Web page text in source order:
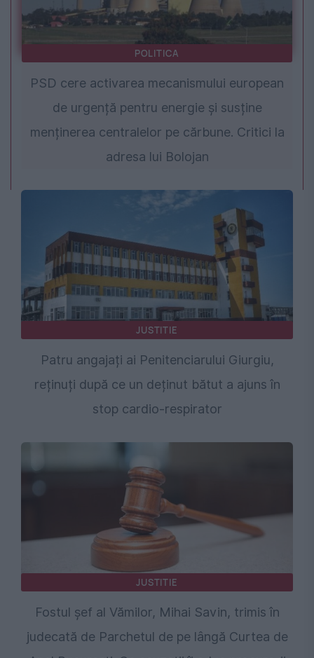
POLITICA
PSD cere activarea mecanismului european
de urgență pentru energie și susține
menținerea centralelor pe cărbune. Critici la
adresa lui Bolojan
JUSTITIE
Patru angajați ai Penitenciarului Giurgiu,
reținuți după ce un deținut bătut a ajuns în
stop cardio-respirator
JUSTITIE
Fostul șef al Vămilor, Mihai Savin, trimis în
judecată de Parchetul de pe lângă Curtea de